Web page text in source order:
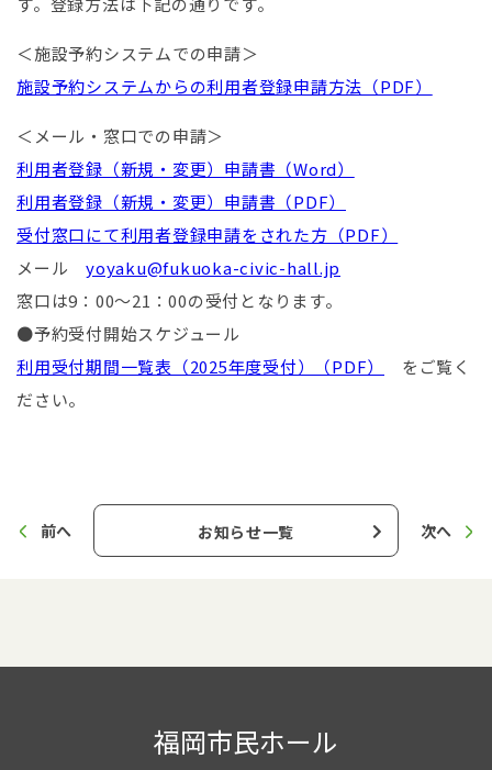
＜施設予約システムでの申請＞
施設予約システムからの利用者登録申請方法（PDF）
＜メール・窓口での申請＞
利用者登録（新規・変更）申請書（Word）
利用者登録（新規・変更）申請書（PDF）
受付窓口にて利用者登録申請をされた方（PDF）
メール yoyaku@fukuoka-civic-hall.jp
窓口は9：00～21：00の受付となります。
●予約受付開始スケジュール
利用受付期間一覧表（2025年度受付）（PDF）
をご覧く
ださい。
前へ お知らせ一覧 次へ
福岡市民ホール